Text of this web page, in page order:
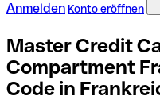
Anmelden Konto eröffnen
Master Credit
Compartment
Code in